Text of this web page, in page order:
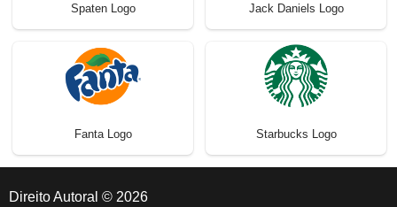
Spaten Logo Jack Daniels Logo
Fanta Logo Starbucks Logo
Direito Autoral © 2026